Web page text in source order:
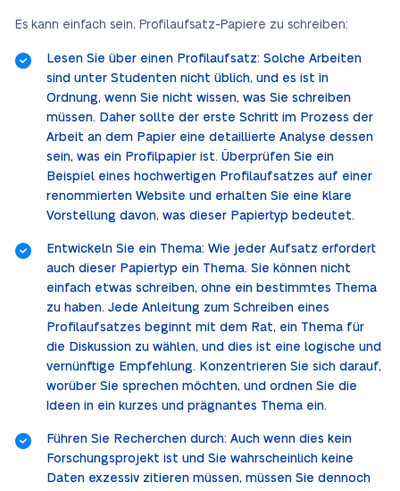
Es kann einfach sein, Profilaufsatz-Papiere zu schreiben:
Lesen Sie über einen Profilaufsatz: Solche Arbeiten
sind unter Studenten nicht üblich, und es ist in
Ordnung, wenn Sie nicht wissen, was Sie schreiben
müssen. Daher sollte der erste Schritt im Prozess der
Arbeit an dem Papier eine detaillierte Analyse dessen
sein, was ein Profilpapier ist. Überprüfen Sie ein
Beispiel eines hochwertigen Profilaufsatzes auf einer
renommierten Website und erhalten Sie eine klare
Vorstellung davon, was dieser Papiertyp bedeutet.
Entwickeln Sie ein Thema: Wie jeder Aufsatz erfordert
auch dieser Papiertyp ein Thema. Sie können nicht
einfach etwas schreiben, ohne ein bestimmtes Thema
zu haben. Jede Anleitung zum Schreiben eines
Profilaufsatzes beginnt mit dem Rat, ein Thema für
die Diskussion zu wählen, und dies ist eine logische und
vernünftige Empfehlung. Konzentrieren Sie sich darauf,
worüber Sie sprechen möchten, und ordnen Sie die
Ideen in ein kurzes und prägnantes Thema ein.
Führen Sie Recherchen durch: Auch wenn dies kein
Forschungsprojekt ist und Sie wahrscheinlich keine
Daten exzessiv zitieren müssen, müssen Sie dennoch